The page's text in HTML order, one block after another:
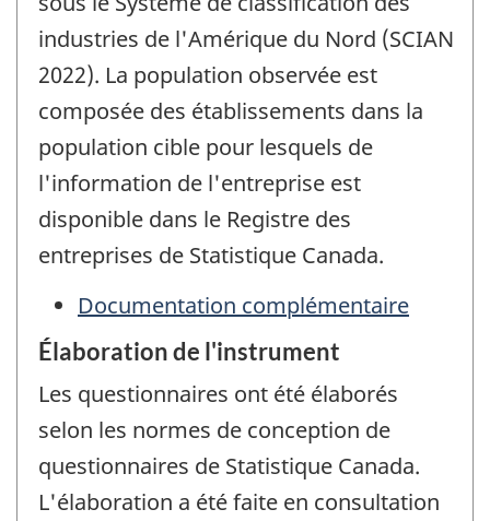
industries de l'Amérique du Nord (SCIAN
2022). La population observée est
composée des établissements dans la
population cible pour lesquels de
l'information de l'entreprise est
disponible dans le Registre des
entreprises de Statistique Canada.
Documentation complémentaire
Élaboration de l'instrument
Les questionnaires ont été élaborés
selon les normes de conception de
questionnaires de Statistique Canada.
L'élaboration a été faite en consultation